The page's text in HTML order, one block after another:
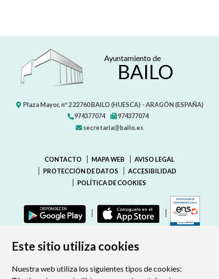
Este sitio utiliza cookies
Nuestra web utiliza los siguientes tipos de cookies:
Ayuntamiento de
BAILO
Plaza Mayor, nº 222760 BAILO (HUESCA) - ARAGÓN (ESPAÑA)
974377074
974377074
secretaria@bailo.es
CONTACTO MAPA WEB
AVISO LEGAL
PROTECCIÓN DE DATOS
ACCESIBILIDAD
POLÍTICA DE COOKIES